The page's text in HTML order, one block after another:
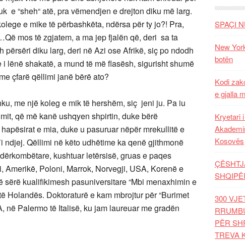
e “sheh“ atë, pra vëmendjen e drejton diku më larg.
e mike të përbashkëta, ndërsa për ty jo?! Pra,
mos të zgjatem, a ma jep fjalën që, deri sa ta
përsëri diku larg, deri në Azi ose Afrikë, siç po ndodh
lënë shakatë, a mund të më flasësh, sigurisht shumë
çfarë qëllimi janë bërë ato?
me një koleg e mik të hershëm, siç jeni ju. Pa iu
që më kanë ushqyen shpirtin, duke bërë
e mia, duke u pasuruar nëpër mrekullitë e
ndjej. Qëllimi në këto udhëtime ka qenë gjithmonë
kushtuar letërsisë, gruas e paqes
Poloni, Marrok, Norvegji, USA, Korenë e
kualifikimesh pasuniversitare “Mbi menaxhimin e
Holandës. Doktoraturë e kam mbrojtur për “Burimet
në Palermo të Italisë, ku jam laureuar me gradën
SPAÇI
New
botën
Kodi
e gjalla
Kryetari
Kosovës
300
PËR
TREVA